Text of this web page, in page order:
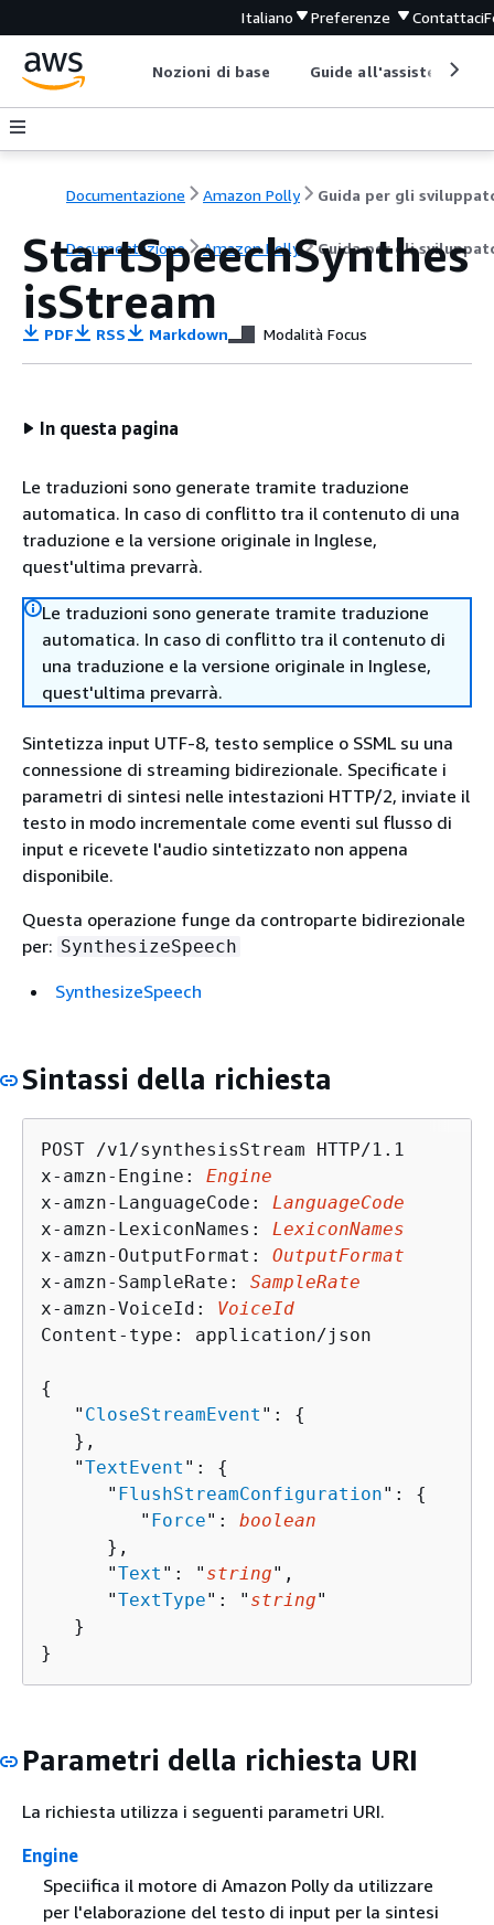
Italiano Preferenze Contattaci
Nozioni di base Guide all'assistenza
Documentazione Amazon Polly Guida per gli
Documentazione Amazon Polly Guida per gli
StartSpeechSynthes
isStream
PDF RSS Markdown Modalità Focus
In questa pagina
Le traduzioni sono generate tramite traduzione
automatica. In caso di conflitto tra il contenuto di una
traduzione e la versione originale in Inglese,
quest'ultima prevarrà.
Le traduzioni sono generate tramite traduzione
automatica. In caso di conflitto tra il contenuto di
una traduzione e la versione originale in Inglese,
quest'ultima prevarrà.
Sintetizza input UTF-8, testo semplice o SSML su una
connessione di streaming bidirezionale. Specificate i
parametri di sintesi nelle intestazioni HTTP/2, inviate il
testo in modo incrementale come eventi sul flusso di
input e ricevete l'audio sintetizzato non appena
disponibile.
Questa operazione funge da controparte bidirezionale
per: SynthesizeSpeech
SynthesizeSpeech
Sintassi della richiesta
POST /v1/synthesisStream HTTP/1.1
x-amzn-Engine: Engine
x-amzn-LanguageCode: LanguageCode
x-amzn-LexiconNames: LexiconNames
x-amzn-OutputFormat: OutputFormat
x-amzn-SampleRate: SampleRate
x-amzn-VoiceId: VoiceId
Content-type: application/json
{
   "
CloseStreamEvent ": {
   },
   "
TextEvent ": {
      "
FlushStreamConfiguration": {
         "
Force": boolean
      },
      "
Text ": " string",
      "
TextType": " string"
   }
}
Parametri della richiesta URI
La richiesta utilizza i seguenti parametri URI.
Engine
Speciifica il motore di Amazon Polly da utilizzare
per l'elaborazione del testo di input per la sintesi